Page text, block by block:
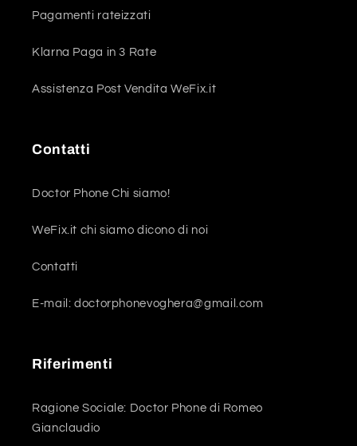
Pagamenti rateizzati
Klarna Paga in 3 Rate
Assistenza Post Vendita WeFix.it
Contatti
Doctor Phone Chi siamo!
WeFix.it chi siamo dicono di noi
Contatti
E-mail: doctorphonevoghera@gmail.com
Riferimenti
Ragione Sociale: Doctor Phone di Romeo
Gianclaudio